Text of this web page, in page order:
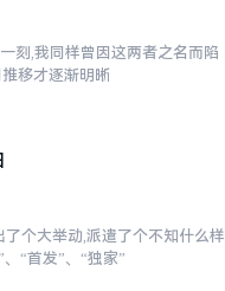
刻,我同样曾因这两者之名而陷
移才逐渐明晰
个大举动,派遣了个不知什么样
“首发”、“独家”